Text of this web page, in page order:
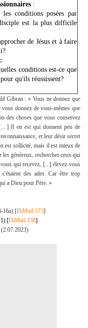
:
conditions posées par
est la plus difficile
de Jésus et à faire
?
conditions est-ce que
qu'ils réussissent?
Gibran : « Vous ne donnez que
donnez de vous-mêmes que
des choses que vous conservez
[…] Il en est qui donnent peu de
et leur désir secret
est sollicité, mais il est mieux de
généreux, rechercher ceux qui
qui recevez, [...] élevez-vous
des ailes. Car être trop
a Dieu pour Père. »
16a) [DiMail 173]
[DiMail 338]